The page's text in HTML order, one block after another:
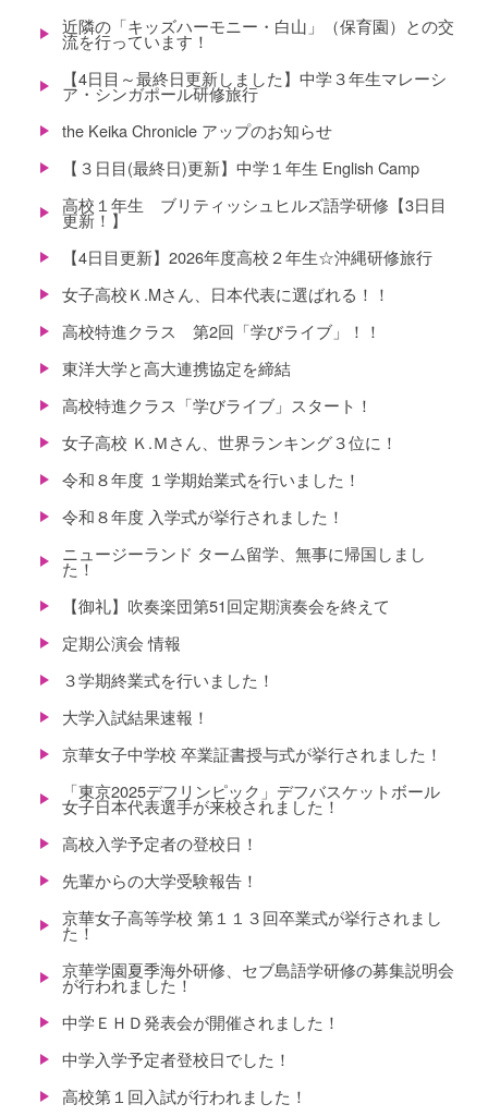
近隣の「キッズハーモニー・白山」（保育園）との交
流を行っています！
【4日目～最終日更新しました】中学３年生マレーシ
ア・シンガポール研修旅行
the Keika Chronicle アップのお知らせ
【３日目(最終日)更新】中学１年生 English Camp
高校１年生 ブリティッシュヒルズ語学研修【3日目
更新！】
【4日目更新】2026年度高校２年生☆沖縄研修旅行
女子高校Ｋ.Mさん、日本代表に選ばれる！！
高校特進クラス 第2回「学びライブ」！！
東洋大学と高大連携協定を締結
高校特進クラス「学びライブ」スタート！
女子高校 Ｋ.Ｍさん、世界ランキング３位に！
令和８年度 １学期始業式を行いました！
令和８年度 入学式が挙行されました！
ニュージーランド ターム留学、無事に帰国しまし
た！
【御礼】吹奏楽団第51回定期演奏会を終えて
定期公演会 情報
３学期終業式を行いました！
大学入試結果速報！
京華女子中学校 卒業証書授与式が挙行されました！
「東京2025デフリンピック」デフバスケットボール
女子日本代表選手が来校されました！
高校入学予定者の登校日！
先輩からの大学受験報告！
京華女子高等学校 第１１３回卒業式が挙行されまし
た！
京華学園夏季海外研修、セブ島語学研修の募集説明会
が行われました！
中学ＥＨＤ発表会が開催されました！
中学入学予定者登校日でした！
高校第１回入試が行われました！